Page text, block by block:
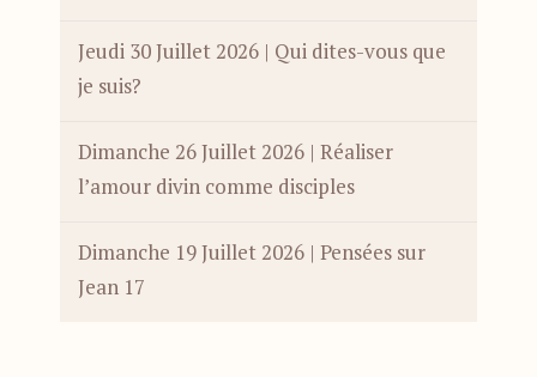
Jeudi 30 Juillet 2026 | Qui dites-vous que
je suis?
Dimanche 26 Juillet 2026 | Réaliser
l’amour divin comme disciples
Dimanche 19 Juillet 2026 | Pensées sur
Jean 17